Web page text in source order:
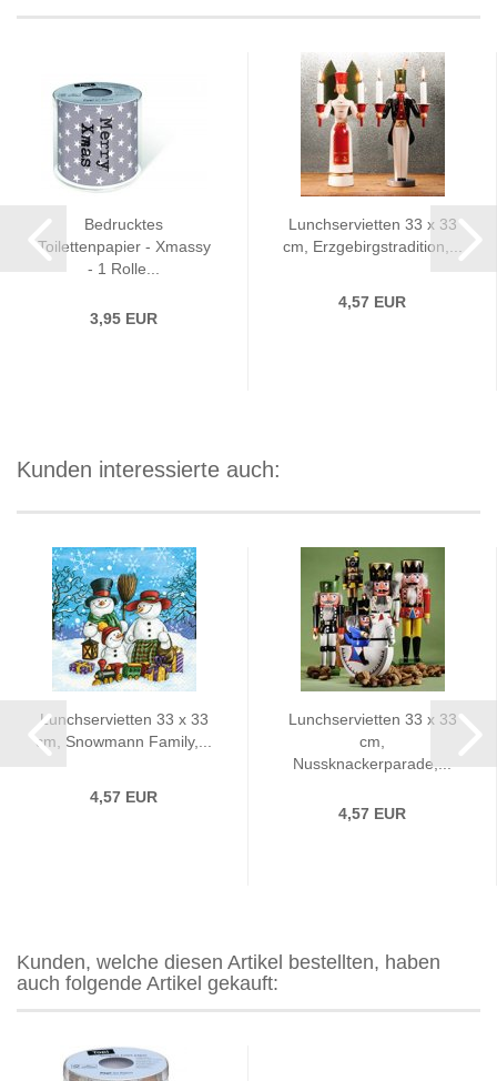
Bedrucktes
Toilettenpapier - Xmassy
- 1 Rolle...
3,95 EUR
Lunchservietten 33 x 33
cm, Erzgebirgstradition,...
4,57 EUR
Kunden interessierte auch:
Lunchservietten 33 x 33
cm, Snowmann Family,...
4,57 EUR
Lunchservietten 33 x 33
cm,
Nussknackerparade,...
4,57 EUR
Kunden, welche diesen Artikel bestellten, haben
auch folgende Artikel gekauft: